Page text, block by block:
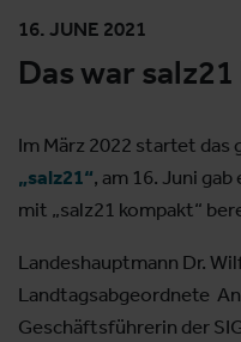
16. JUNE 2021
Das war
Im März 2022 startet das
„salz21“, am 16. Juni
mit „salz21 kompakt“
Landeshauptmann Dr.
Landtagsabgeordnete
Geschäftsführerin der